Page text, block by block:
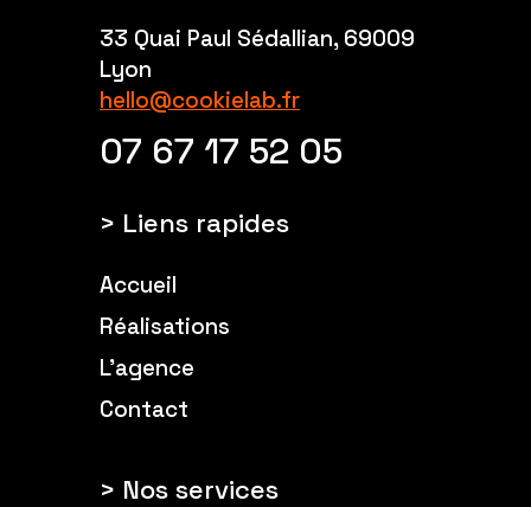
33 Quai Paul Sédallian, 69009
Lyon
hello@cookielab.fr
07 67 17 52 05
> Liens rapides
Accueil
Réalisations
L'agence
Contact
> Nos services